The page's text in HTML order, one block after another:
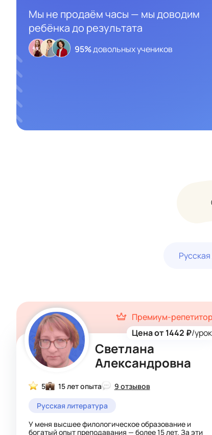
Мы не продаём часы — мы доводим
ребёнка до результата
95%довольных учеников
Светлана
Александровна
Цена от 1442 ₽/урок
Премиум-репетитор
5 15 лет опыта
9 отзывов
Русская литература
У меня высшее филологическое образование и
богатый опыт преподавания — более 15 лет. За эти